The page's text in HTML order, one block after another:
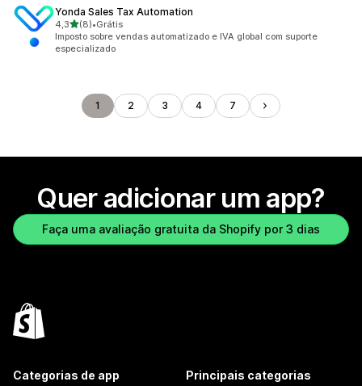
Yonda Sales Tax Automation
4,3de 5 estrelas
(8)
8 avaliações ao todo
•Grátis
Imposto sobre vendas automatizado e IVA global com suporte
especializado
1 2 3 4 7
Quer adicionar um app?
Faça uma avaliação gratuita da Shopify por 3 dias
Categorias de app Principais categorias